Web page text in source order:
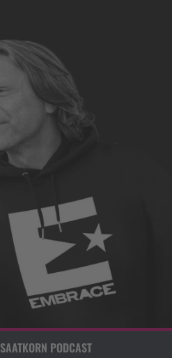
SAATKORN PODCAST